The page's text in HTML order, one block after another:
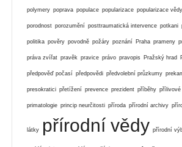
polymery poprava populace popularizace popularizace vědy
porodnost porozumění posttraumatická intervence potkani
politika pověry povodně požáry poznání Praha prameny
práva zvířat pravěk pravice právo pravopis Pražský hrad
předpověď počasí předpovědi předvolební průzkumy
presokratici přetížení prevence prezident příběhy přílivové
primatologie princip neurčitosti příroda přírodní archivy
látky přírodní vědy přírodní